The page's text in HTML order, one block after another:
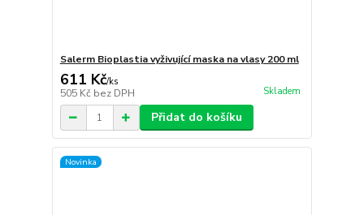
Salerm Bioplastia vyživující maska na vlasy 200 ml
611 Kč/ks
505 Kč bez DPH Skladem
Přidat do košíku
Novinka